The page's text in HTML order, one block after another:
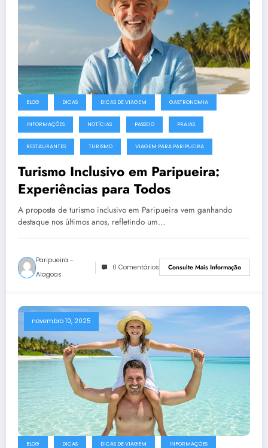
BLOG DICAS DICAS DE VIAGEM GASTRONOMIA
INFORMAÇÕES NOTÍCIAS PASSEIO PRAIAS
RESTAURANTES TURISMO VIAGEM PARA PARIPUEIRA
Turismo Inclusivo em Paripueira:
Experiências para Todos
A proposta de turismo inclusivo em Paripueira vem ganhando
destaque nos últimos anos, refletindo um…
Paripueira -
Alagoas
0 Comentários Consulte Mais Informação
novembro 10, 2025
BLOG DICAS DICAS DE VIAGEM INFORMAÇÕES